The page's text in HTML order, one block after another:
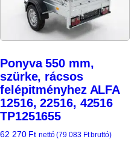
Ponyva 550 mm,
szürke, rácsos
felépitményhez ALFA
12516, 22516, 42516
TP1251655
62 270 Ft nettó (79 083 Ftbruttó)